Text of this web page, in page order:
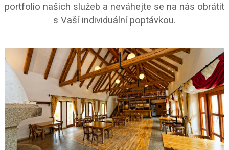
portfolio našich služeb a neváhejte se na nás obrátit
s Vaší individuální poptávkou.